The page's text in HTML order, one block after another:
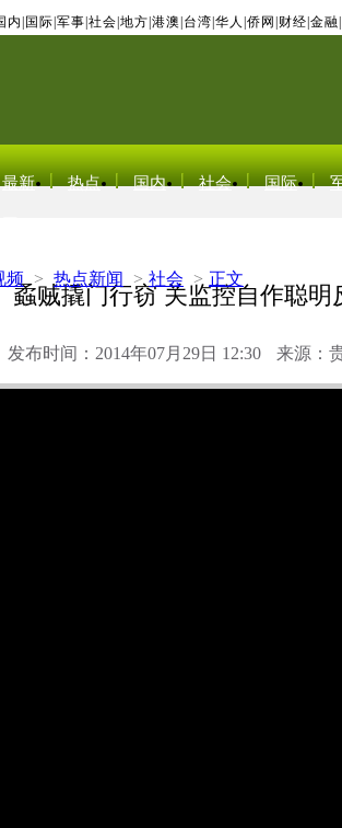
内 国际 军事 社会 地方 港澳 台湾 华人 侨网 财经 金融
最新 热点 国内 社会 国际
频 > 热点新闻 > 社会 > 正文
蟊贼撬门行窃 关监控自作聪明
发布时间：2014年07月29日 12:30 来源：